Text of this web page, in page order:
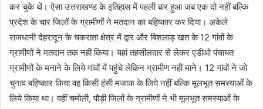
कर चुके थें। ऐसा उत्तराखण्ड के इतिहास में पहली बार हुआ जब एक दो नहीं बल्कि
प्रदेश के चार जिलों के ग्रामीणों ने मतदान का बहिष्कार कर दिया। अकेले
राजधानी देहरादून के चकराता क्षेत्र में द्वार और बिशलाड़ खत के 12 गांवों के
ग्रामीणों ने मतदान तक नहीं किया। यहां तहसीलदार से लेकर एडीओ पंचायत
ग्रामीणों के मनाने के लिये गांवों में पहुंचे लेकिन ग्रामीण नहीं माने। 12 गांवों ने जो
चुनाव बहिष्कार किया वह किसी हंसी मजाक के लिये नहीं बल्कि मूलभूत समस्याओं के
लिये किया था। वहीं चमोली, पौड़ी जिलों के ग्रामीणों ने भी मूलभूत समस्याओं के